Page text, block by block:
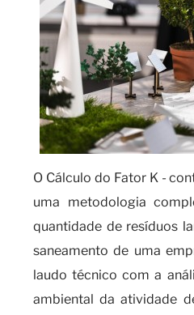
O Cálculo do Fator K -
uma metodologia
quantidade de resíduos
saneamento de uma
laudo técnico com a
ambiental da atividade